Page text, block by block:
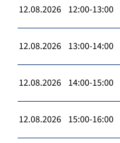
12.08.2026 12:00-13:00
12.08.2026 13:00-14:00
12.08.2026 14:00-15:00
12.08.2026 15:00-16:00